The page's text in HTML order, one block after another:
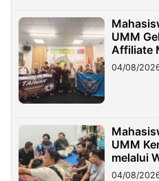
UMM
Affiliate
Migran
04/08/
UMM
melalui
di
04/08/